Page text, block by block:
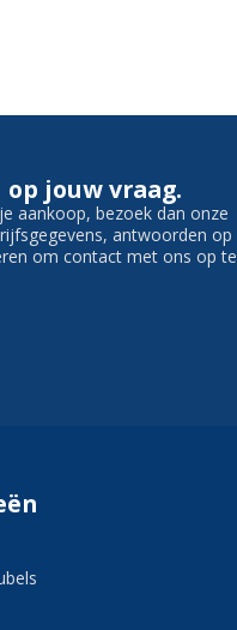
jouw vraag.
aankoop, bezoek dan onze
antwoorden op
om contact met ons op te